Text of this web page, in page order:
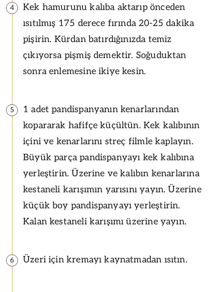
4
Kek hamurunu kalıba aktarıp önceden
ısıtılmış 175 derece fırında 20-25 dakika
pişirin. Kürdan batırdığınızda temiz
çıkıyorsa pişmiş demektir. Soğuduktan
sonra enlemesine ikiye kesin.
5
1 adet pandispanyanın kenarlarından
kopararak hafifçe küçültün. Kek kalıbının
içini ve kenarlarını streç filmle kaplayın.
Büyük parça pandispanyayı kek kalıbına
yerleştirin. Üzerine ve kalıbın kenarlarına
kestaneli karışımın yarısını yayın. Üzerine
küçük boy pandispanyayı yerleştirin.
Kalan kestaneli karışımı üzerine yayın.
6 Üzeri için kremayı kaynatmadan ısıtın.